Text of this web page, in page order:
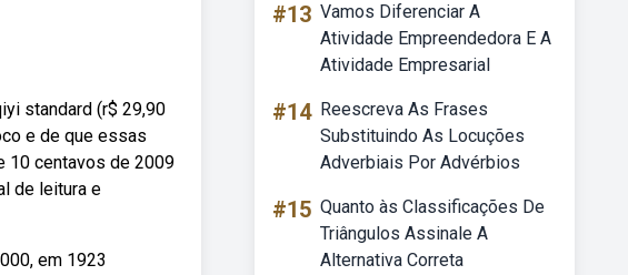
standard (r$ 29,90
e de que essas
10 centavos de 2009
de leitura e
em 1923
#13 Vamos Diferenciar A
Atividade Empreendedora E A
Atividade Empresarial
#14 Reescreva As Frases
Substituindo As Locuções
Adverbiais Por Advérbios
#15 Quanto às Classificações De
Triângulos Assinale A
Alternativa Correta